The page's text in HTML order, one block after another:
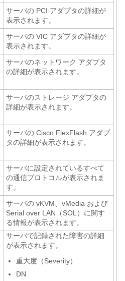
サーバの PCI アダプタの詳細が
表示されます。
サーバの VIC アダプタの詳細が
表示されます。
サーバのネットワーク アダプタ
の詳細が表示されます。
サーバのストレージ アダプタの
詳細が表示されます。
サーバの Cisco FlexFlash アダプ
タの詳細が表示されます。
サーバに設定されているすべて
の通信プロトコルが表示されま
す。
サーバの vKVM、vMedia および
Serial over LAN（SOL）に関す
る情報が表示されます。
サーバで記録された障害の詳細
が表示されます。
重大度（Severity）
DN